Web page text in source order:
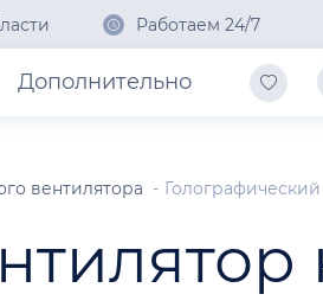
Работаем 24/7
Дополнительно
вентилятора Голографический